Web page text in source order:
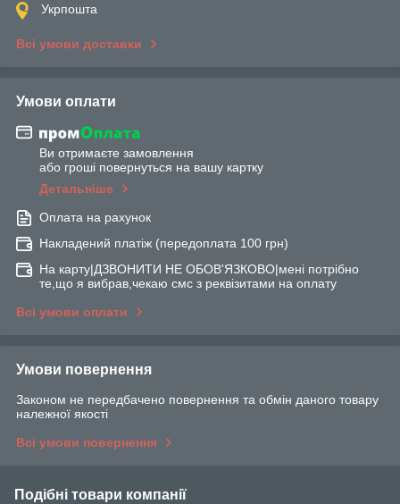
Укрпошта
Всі умови доставки
Умови оплати
Ви отримаєте замовлення
або гроші повернуться на вашу картку
Детальніше
Оплата на рахунок
Накладений платіж (передоплата 100 грн)
На карту|ДЗВОНИТИ НЕ ОБОВ'ЯЗКОВО|мені потрібно
те,що я вибрав,чекаю смс з реквізитами на оплату
Всі умови оплати
Умови повернення
Законом не передбачено повернення та обмін даного товару
належної якості
Всі умови повернення
Подібні товари компанії